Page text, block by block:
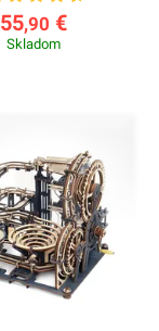
55,90 €
Skladom